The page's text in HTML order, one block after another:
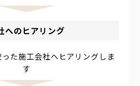
へのヒアリング
た施工会社へヒアリングしま
す